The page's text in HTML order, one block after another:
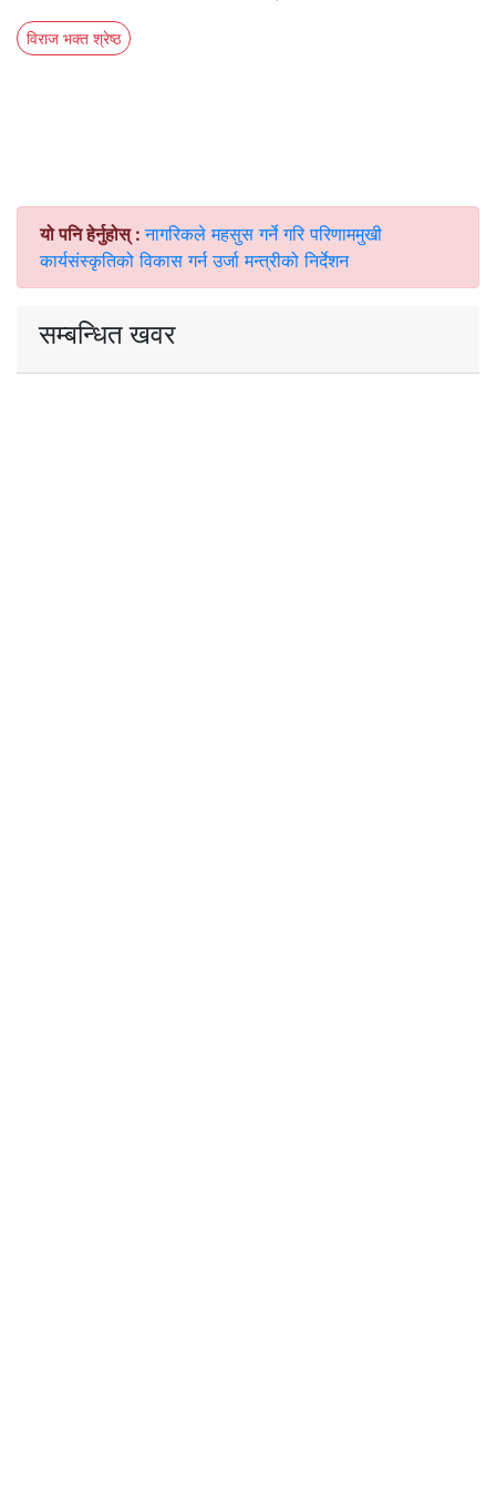
विराज भक्त श्रेष्ठ
यो पनि हेर्नुहोस् :नागरिकले महसुस गर्ने गरि परिणाममुखी
कार्यसंस्कृतिको विकास गर्न उर्जा मन्त्रीको निर्देशन
सम्बन्धित खवर